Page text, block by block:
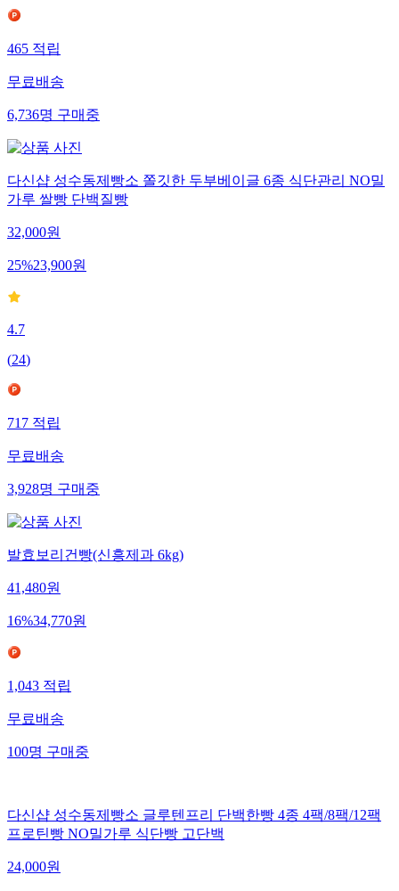
465 적립
무료배송
6,736명 구매중
다신샵 성수동제빵소 쫄깃한 두부베이글 6종 식단관리 NO밀
가루 쌀빵 단백질빵
32,000원
25%23,900원
4.7
(24)
717 적립
무료배송
3,928명 구매중
발효보리건빵(신흥제과 6kg)
41,480원
16%34,770원
1,043 적립
무료배송
100명 구매중
다신샵 성수동제빵소 글루텐프리 단백한빵 4종 4팩/8팩/12팩
프로틴빵 NO밀가루 식단빵 고단백
24,000원